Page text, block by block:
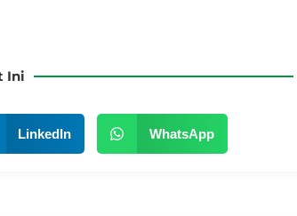
Ini
LinkedIn WhatsApp